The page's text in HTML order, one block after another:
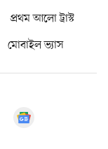
প্রথম আলো ট্রাস্ট
মোবাইল ভ্যাস